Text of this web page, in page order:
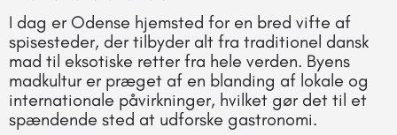
I dag er Odense hjemsted for en bred vifte af
spisesteder, der tilbyder alt fra traditionel dansk
mad til eksotiske retter fra hele verden. Byens
madkultur er præget af en blanding af lokale og
internationale påvirkninger, hvilket gør det til et
spændende sted at udforske gastronomi.